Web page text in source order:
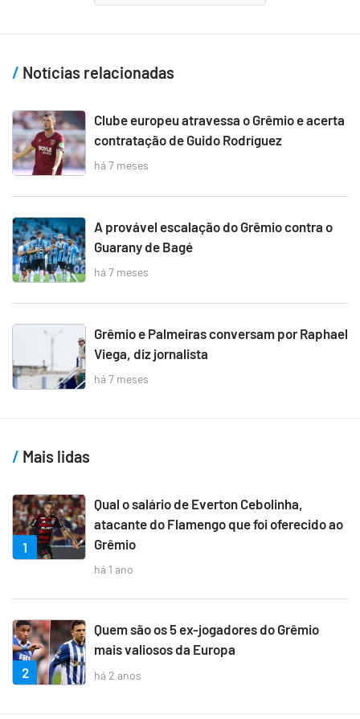
Notícias relacionadas
Clube europeu atravessa o Grêmio e acerta
contratação de Guido Rodríguez
há 7 meses
A provável escalação do Grêmio contra o
Guarany de Bagé
há 7 meses
Grêmio e Palmeiras conversam por Raphael
Viega, diz jornalista
há 7 meses
Mais lidas
1
Qual o salário de Everton Cebolinha,
atacante do Flamengo que foi oferecido ao
Grêmio
há 1 ano
2
Quem são os 5 ex-jogadores do Grêmio
mais valiosos da Europa
há 2 anos